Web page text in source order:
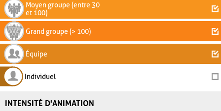
Moyen groupe (entre 30
et 100)
Grand groupe (> 100)
Équipe
Individuel
INTENSITÉ D'ANIMATION